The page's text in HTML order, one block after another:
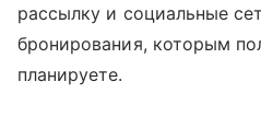
рассылку и социальные
бронирования, которым
планируете.